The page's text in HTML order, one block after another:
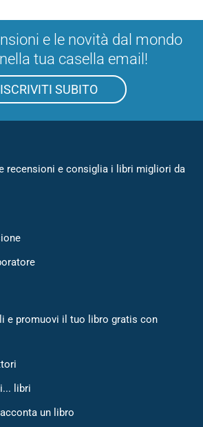
e le novità dal mondo
tua casella email!
ISCRIVITI SUBITO
recensioni e consiglia i libri migliori da
e promuovi il tuo libro gratis con
libri
un libro